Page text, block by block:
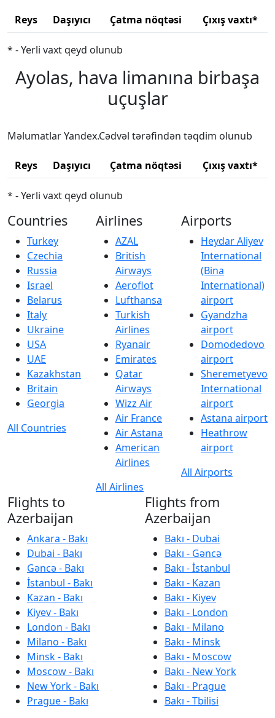
Reys Daşıyıcı Çatma nöqtəsi Çıxış vaxtı*
* - Yerli vaxt qeyd olunub
Ayolas, hava limanına birbaşa
uçuşlar
Məlumatlar Yandex.Cədvəl tərəfindən təqdim olunub
Reys Daşıyıcı Çatma nöqtəsi Çıxış vaxtı*
* - Yerli vaxt qeyd olunub
Countries
Turkey
Czechia
Russia
Israel
Belarus
Italy
Ukraine
USA
UAE
Kazakhstan
Britain
Georgia
All Countries
Airlines
AZAL
British
Airways
Aeroflot
Lufthansa
Turkish
Airlines
Ryanair
Emirates
Qatar
Airways
Wizz Air
Air France
Air Astana
American
Airlines
All Airlines
Airports
Heydar Aliyev
International
(Bina
International)
airport
Gyandzha
airport
Domodedovo
airport
Sheremetyevo
International
airport
Astana airport
Heathrow
airport
All Airports
Flights to
Azerbaijan
Ankara - Bakı
Dubai - Bakı
Gəncə - Bakı
İstanbul - Bakı
Kazan - Bakı
Kiyev - Bakı
London - Bakı
Milano - Bakı
Minsk - Bakı
Moscow - Bakı
New York - Bakı
Prague - Bakı
Flights from
Azerbaijan
Bakı - Dubai
Bakı - Gəncə
Bakı - İstanbul
Bakı - Kazan
Bakı - Kiyev
Bakı - London
Bakı - Milano
Bakı - Minsk
Bakı - Moscow
Bakı - New York
Bakı - Prague
Bakı - Tbilisi